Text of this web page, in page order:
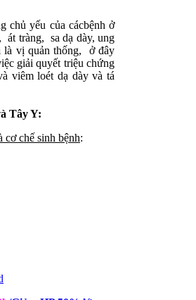
chủ yếu của cácbệnh ở
át tràng, sa dạ dày, ung
vị quản thống, ở đây
giải quyết triệu chứng
viêm loét dạ dày và tá
Tây Y:
cơ chế sinh bệnh: